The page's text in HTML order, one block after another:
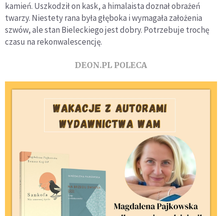
kamień. Uszkodził on kask, a himalaista doznał obrażeń
twarzy. Niestety rana była głęboka i wymagała założenia
szwów, ale stan Bieleckiego jest dobry. Potrzebuje trochę
czasu na rekonwalescencję.
DEON.PL POLECA